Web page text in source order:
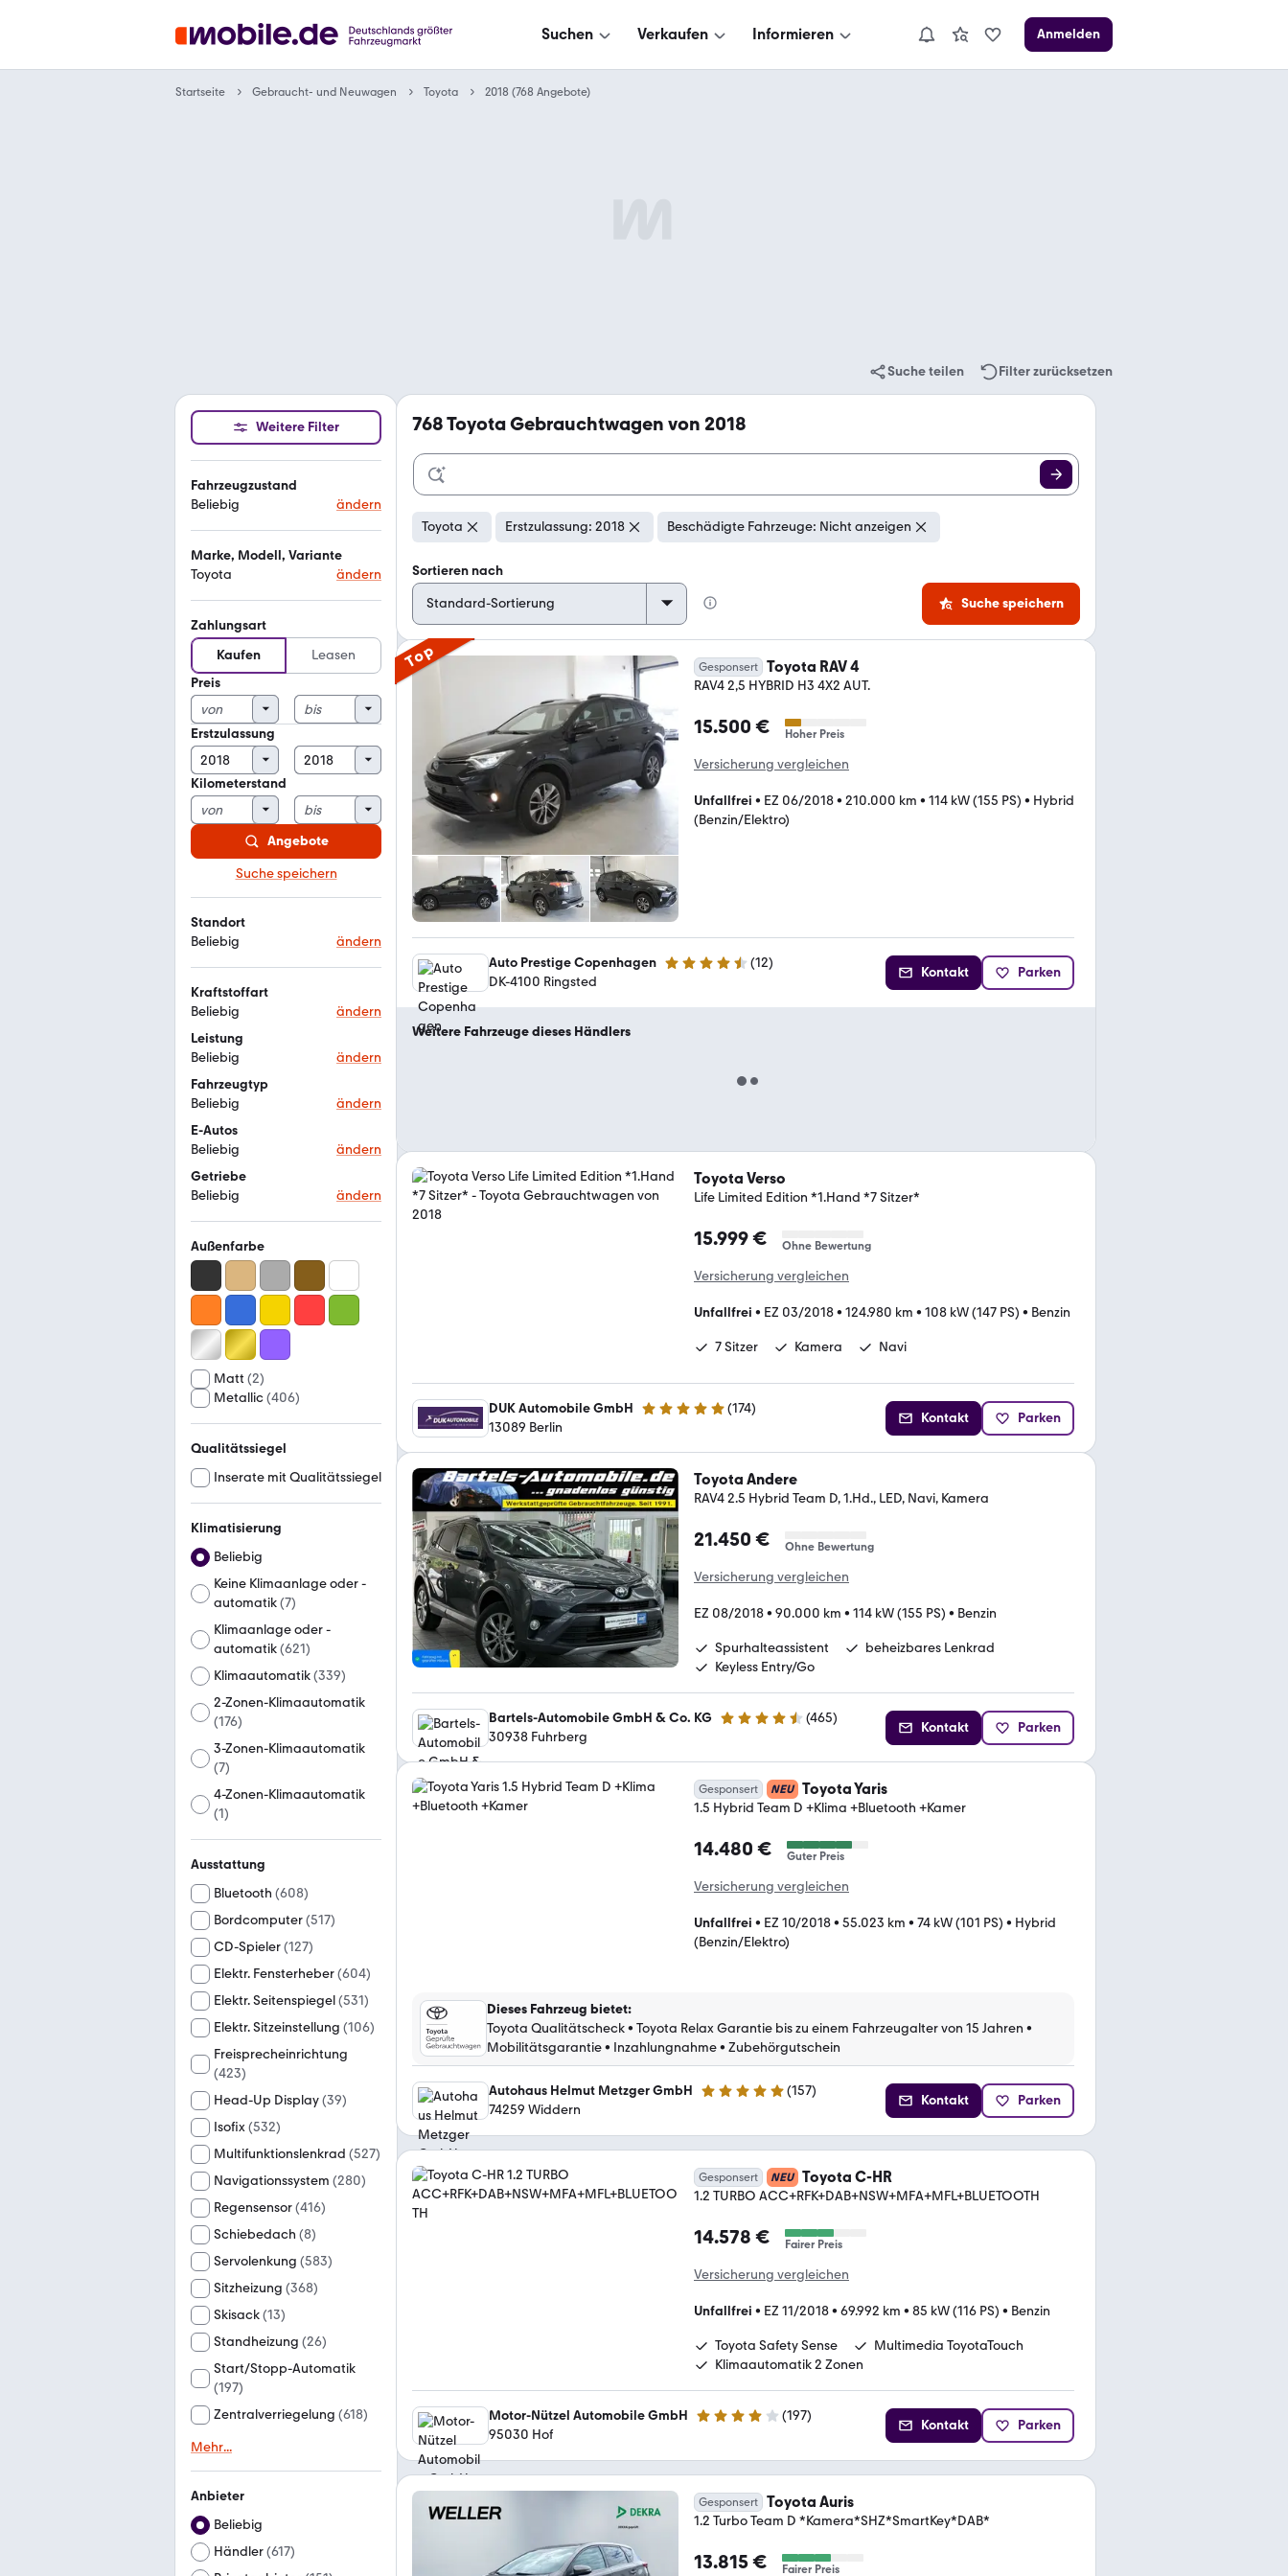
Suchen Verkaufen Informieren Anmelden
Startseite Gebraucht- und Neuwagen Toyota 2018 (768 Angebote)
Suche teilen Filter zurücksetzen
Weitere Filter
Fahrzeugzustand
Beliebig
ändern
Marke, Modell, Variante
Toyota
ändern
Zahlungsart
Kaufen
Leasen
Preis
Erstzulassung
Kilometerstand
Angebote
Suche speichern
Standort
Beliebig
ändern
Kraftstoffart
Beliebig
ändern
Leistung
Beliebig
ändern
Fahrzeugtyp
Beliebig
ändern
E-Autos
Beliebig
ändern
Getriebe
Beliebig
ändern
Außenfarbe
Matt (2)
Metallic(406)
Qualitätssiegel
Inserate mit Qualitätssiegel
Klimatisierung
Beliebig
Keine Klimaanlage oder -
automatik(7)
Klimaanlage oder -
automatik(621)
Klimaautomatik(339)
2-Zonen-Klimaautomatik
(176)
3-Zonen-Klimaautomatik
(7)
4-Zonen-Klimaautomatik
(1)
Ausstattung
Bluetooth (608)
Bordcomputer(517)
CD-Spieler(127)
Elektr. Fensterheber(604)
Elektr. Seitenspiegel(531)
Elektr. Sitzeinstellung (106)
Freisprecheinrichtung
(423)
Head-Up Display(39)
Isofix(532)
Multifunktionslenkrad (527)
Navigationssystem (280)
Regensensor(416)
Schiebedach (8)
Servolenkung (583)
Sitzheizung (368)
Skisack(13)
Standheizung (26)
Start/Stopp-Automatik
(197)
Zentralverriegelung (618)
Mehr...
Anbieter
Beliebig
Händler(617)
768Toyota Gebrauchtwagen von 2018
Toyota Erstzulassung: 2018 Beschädigte Fahrzeuge: Nicht anzeigen
Sortieren nach
Suche speichern
Top Gesponsert Toyota RAV 4
RAV4 2,5 HYBRID H3 4X2 AUT.
15.500 € Hoher Preis
Versicherung vergleichen
Unfallfrei • EZ 06/2018• 210.000 km • 114 kW (155 PS) • Hybrid
(Benzin/Elektro)
Auto Prestige Copenhagen 4.7 Sterne (12)
DK-4100 Ringsted
Kontakt Parken
Weitere Fahrzeuge dieses Händlers
Toyota Verso
Life Limited Edition *1.Hand *7 Sitzer*
15.999 € Ohne Bewertung
Versicherung vergleichen
Unfallfrei • EZ 03/2018• 124.980 km • 108 kW (147 PS) • Benzin
7 Sitzer Kamera Navi
DUK Automobile GmbH 4.9 Sterne (174)
13089 Berlin
Kontakt Parken
Toyota Andere
RAV4 2.5 Hybrid Team D, 1.Hd., LED, Navi, Kamera
21.450 € Ohne Bewertung
Versicherung vergleichen
EZ 08/2018• 90.000 km • 114 kW (155 PS) • Benzin
Spurhalteassistent
beheizbares Lenkrad
Keyless Entry/Go
Bartels-Automobile GmbH & Co. KG 4.6 Sterne (465)
30938 Fuhrberg
Kontakt Parken
Gesponsert NEU Toyota Yaris
1.5 Hybrid Team D +Klima +Bluetooth +Kamer
14.480 € Guter Preis
Versicherung vergleichen
Unfallfrei • EZ 10/2018• 55.023 km • 74 kW (101 PS) • Hybrid
(Benzin/Elektro)
Dieses Fahrzeug bietet:
Toyota Qualitätscheck• Toyota Relax Garantie bis zu einem Fahrzeugalter von 15 Jahren •
Mobilitätsgarantie• Inzahlungnahme• Zubehörgutschein
Autohaus Helmut Metzger GmbH 4.9 Sterne (157)
74259 Widdern
Kontakt Parken
Gesponsert NEU Toyota C-HR
1.2 TURBO ACC+RFK+DAB+NSW+MFA+MFL+BLUETOOTH
14.578 € Fairer Preis
Versicherung vergleichen
Unfallfrei • EZ 11/2018• 69.992 km • 85 kW (116 PS) • Benzin
Toyota Safety Sense
Multimedia ToyotaTouch
Klimaautomatik 2 Zonen
Motor-Nützel Automobile GmbH 3.9 Sterne (197)
95030 Hof
Kontakt Parken
Gesponsert Toyota Auris
1.2 Turbo Team D *Kamera*SHZ*SmartKey*DAB*
13.815 € Fairer Preis